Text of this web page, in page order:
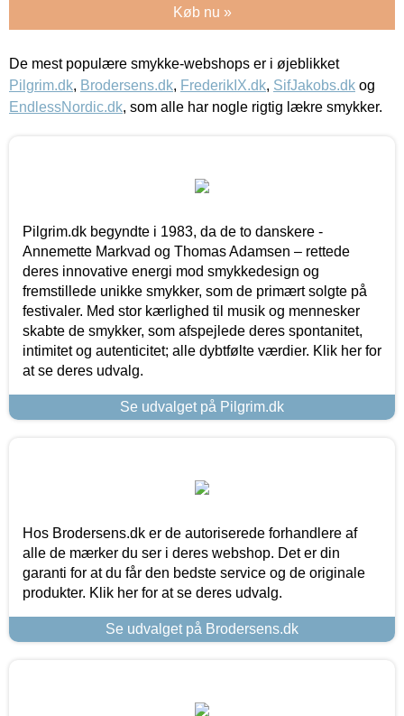
Køb nu »
De mest populære smykke-webshops er i øjeblikket
Pilgrim.dk, Brodersens.dk, FrederikIX.dk, SifJakobs.dk og
EndlessNordic.dk, som alle har nogle rigtig lækre smykker.
Pilgrim.dk begyndte i 1983, da de to danskere -
Annemette Markvad og Thomas Adamsen – rettede
deres innovative energi mod smykkedesign og
fremstillede unikke smykker, som de primært solgte på
festivaler. Med stor kærlighed til musik og mennesker
skabte de smykker, som afspejlede deres spontanitet,
intimitet og autenticitet; alle dybtfølte værdier. Klik her for
at se deres udvalg.
Se udvalget på Pilgrim.dk
Hos Brodersens.dk er de autoriserede forhandlere af
alle de mærker du ser i deres webshop. Det er din
garanti for at du får den bedste service og de originale
produkter. Klik her for at se deres udvalg.
Se udvalget på Brodersens.dk